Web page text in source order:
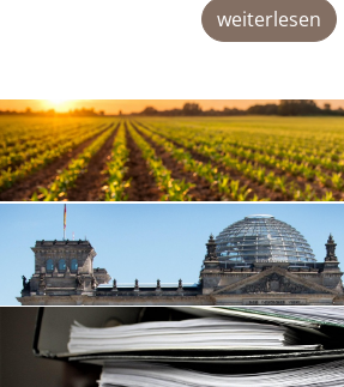
weiterlesen